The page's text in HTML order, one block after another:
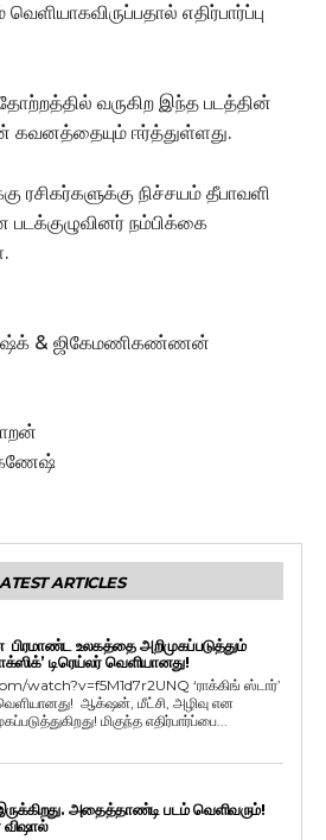
எதிர்பார்ப்பு
வருகிற இந்த படத்தின்
கவனத்தையும் ஈர்த்துள்ளது.
ரசிகர்களுக்கு நிச்சயம் தீபாவளி
படக்குழுவினர் நம்பிக்கை
& ஜிகேமணிகண்ணன்
ARTICLES
உலகத்தை அறிமுகப்படுத்தும்
டிரெய்லர் வெளியானது!
watch?v=f5M1d7r2UNQ ‘ராக்கிங் ஸ்டார்’
வெளியானது! ஆக்‌ஷன், மீட்சி, அழிவு என
பிரம்மாண்ட உலகத்தை அறிமுகப்படுத்துகிறது! மிகுந்த எதிர்பார்ப்பை...
அதைத்தாண்டி படம் வெளிவரும்!
விஷால்